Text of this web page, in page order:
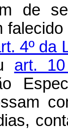
de se
4º da
art.